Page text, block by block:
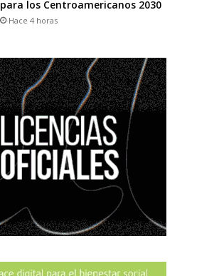
para los Centroamericanos 2030
Hace 4 horas